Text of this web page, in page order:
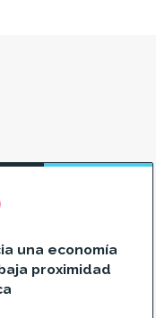
una economía
proximidad